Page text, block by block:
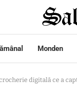
Monden
digitală ce a